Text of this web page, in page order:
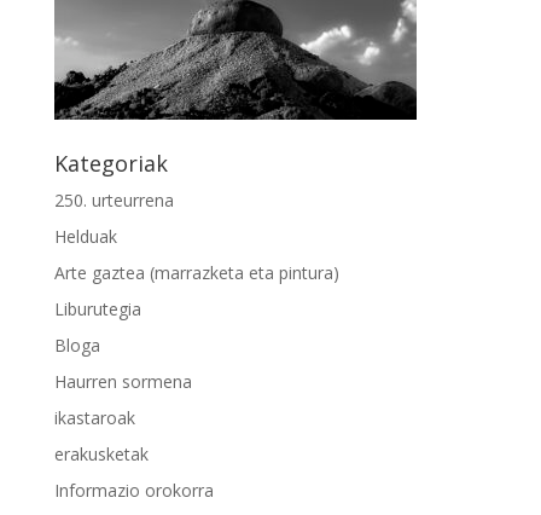
Kategoriak
250. urteurrena
Helduak
Arte gaztea (marrazketa eta pintura)
Liburutegia
Bloga
Haurren sormena
ikastaroak
erakusketak
Informazio orokorra